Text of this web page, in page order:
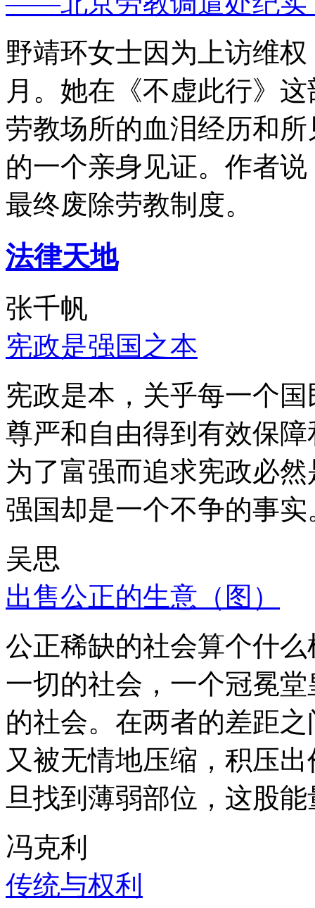
野靖环女士因为上访维
月。她在《不虚此行》
劳教场所的血泪经历和
的一个亲身见证。作者
最终废除劳教制度。
法律天地
张千帆
宪政是强国之本
宪政是本，关乎每一个
尊严和自由得到有效保
为了富强而追求宪政必
强国却是一个不争的事实
吴思
出售公正的生意（图）
公正稀缺的社会算个什
一切的社会，一个冠冕
的社会。在两者的差距
又被无情地压缩，积压
旦找到薄弱部位，这股
冯克利
传统与权利